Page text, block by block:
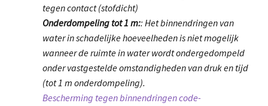
tegen contact (stofdicht)
Onderdompeling tot 1 m:: Het binnendringen van
water in schadelijke hoeveelheden is niet mogelijk
wanneer de ruimte in water wordt ondergedompeld
onder vastgestelde omstandigheden van druk en tijd
(tot 1 m onderdompeling).
Bescherming tegen binnendringen code-